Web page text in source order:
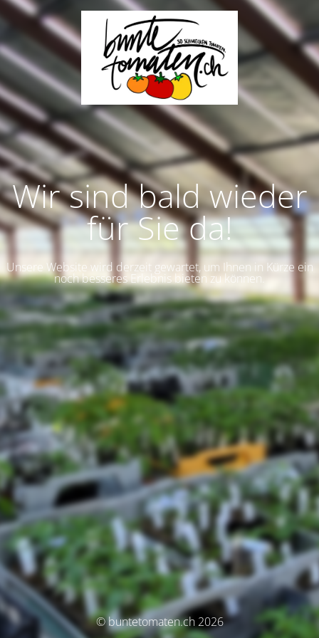
Wir sind bald wieder
für Sie da!
Unsere Website wird derzeit gewartet, um Ihnen in Kürze ein
noch besseres Erlebnis bieten zu können.
© buntetomaten.ch 2026